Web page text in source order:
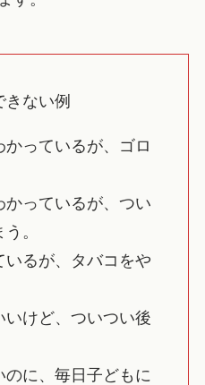
ない例
っているが、ゴロ
っているが、つい
。
るが、タバコをや
けど、ついつい後
に、毎日子どもに